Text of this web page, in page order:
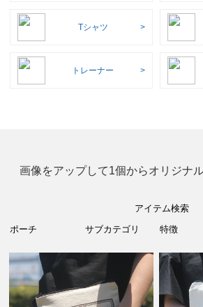
Tシャツ
トレーナー
画像をアップして1個からオリジナ
アイテム検索